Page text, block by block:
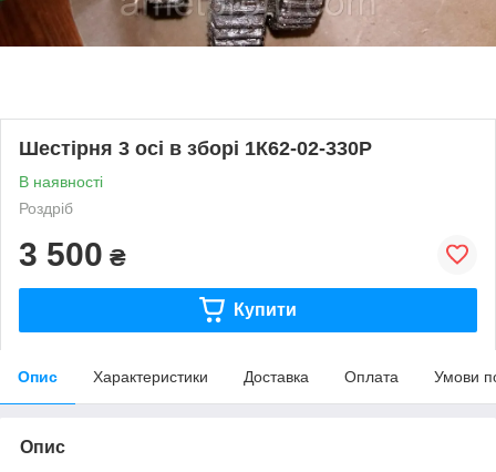
Шестірня 3 осі в зборі 1К62-02-330Р
В наявності
Роздріб
3 500 ₴
Купити
Опис Характеристики Доставка Оплата Умови
Опис